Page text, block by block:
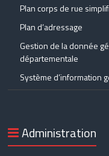
Plan corps de rue
Plan d’adressage
Gestion de la donnée
départementale
Système d’information
Administration